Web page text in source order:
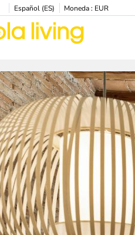
Español (ES) Moneda : EUR